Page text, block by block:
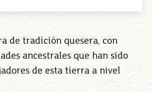
de tradición quesera, con
ancestrales que han sido
de esta tierra a nivel